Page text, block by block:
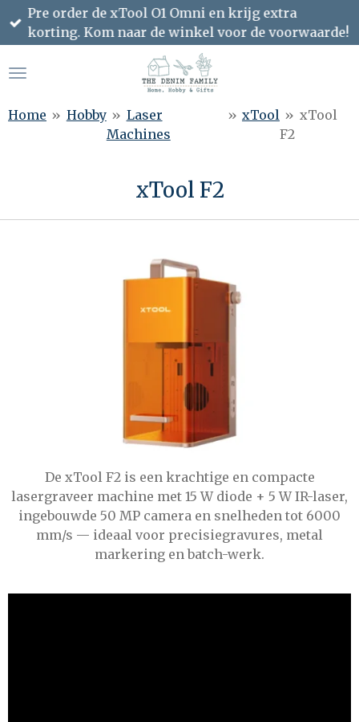
Ga
direct
de
Pre order de xTool O1 Omni en krijg extra
korting. Kom naar de winkel voor de voorwaarde!
Home » Hobby » Laser
Machines
» xTool » xTool
F2
xTool F2
De xTool F2 is een krachtige en compacte
lasergraveer machine met 15 W diode + 5 W IR-laser,
ingebouwde 50 MP camera en snelheden tot 6000
mm/s — ideaal voor precisiegravures, metal
markering en batch-werk.